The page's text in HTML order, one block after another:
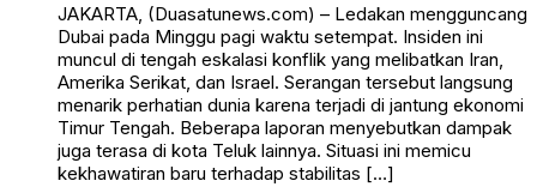
JAKARTA, (Duasatunews.com) – Ledakan mengguncang
Dubai pada Minggu pagi waktu setempat. Insiden ini
muncul di tengah eskalasi konflik yang melibatkan Iran,
Amerika Serikat, dan Israel. Serangan tersebut langsung
menarik perhatian dunia karena terjadi di jantung ekonomi
Timur Tengah. Beberapa laporan menyebutkan dampak
juga terasa di kota Teluk lainnya. Situasi ini memicu
kekhawatiran baru terhadap stabilitas […]